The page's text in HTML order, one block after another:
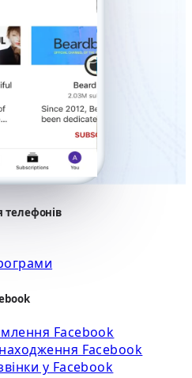
Facebook
Facebook
у Facebook